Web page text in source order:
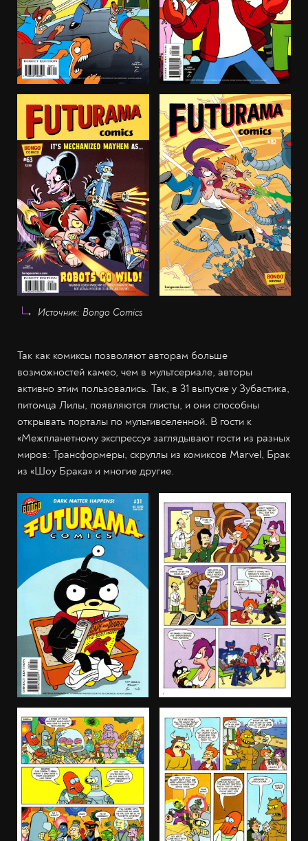
Источник: Bongo Comics
Так как комиксы позволяют авторам больше
возможностей камео, чем в мультсериале, авторы
активно этим пользовались. Так, в 31 выпуске у Зубастика,
питомца Лилы, появляются глисты, и они способны
открывать порталы по мультивселенной. В гости к
«Межпланетному экспрессу» заглядывают гости из разных
миров: Трансформеры, скруллы из комиксов Marvel, Брак
из «Шоу Брака» и многие другие.